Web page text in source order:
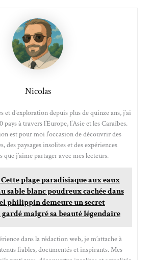
Nicolas
et d’exploration depuis plus de quinze ans, j’ai
à travers l’Europe, l’Asie et les Caraïbes.
est pour moi l’occasion de découvrir des
des paysages insolites et des expériences
que j’aime partager avec mes lecteurs.
Cette plage paradisiaque aux eaux
sable blanc poudreux cachée dans
philippin demeure un secret
malgré sa beauté légendaire
dans la rédaction web, je m’attache à
fiables, documentés et inspirants. Mes